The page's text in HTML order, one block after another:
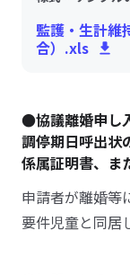
監護・生計維
合）.xls
●協議離婚申し
調停期日呼出状
係属証明書、ま
申請者が離婚等
要件児童と同居